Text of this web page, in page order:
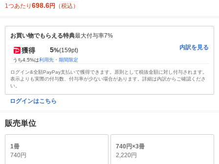
1つあたり 698.6円 （税込）
お買い物でもらえる特典最大付与率7%
獲得 5%(159pt)
うち4.5%は利用先・期間限定
内訳を見る
ログイン&全額PayPay支払いで獲得できます。原則として税抜金額に対し付与されます。
表示よりも実際の付与数、付与率が少ない場合があります。詳細は内訳からご確認くださ
い。
ログインはこちら
販売単位
1冊
740円
740円×3冊
2,220円